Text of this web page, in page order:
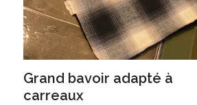
Grand bavoir adapté à
carreaux